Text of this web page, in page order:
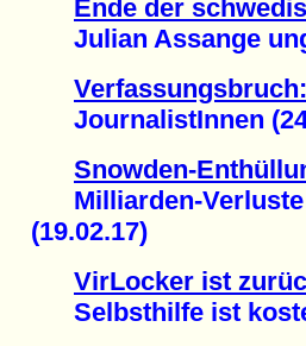
Ende der
Julian Assange
JournalistInnen
Snowden-
Milliarden-Verluste
(19.02.17)
VirLocker ist
Selbsthilfe ist